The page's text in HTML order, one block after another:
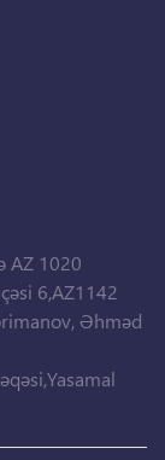
AZ 1020
6,AZ1142
Əhməd